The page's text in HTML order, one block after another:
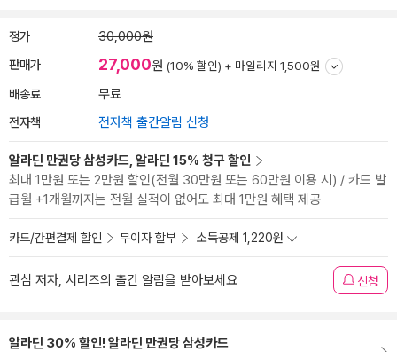
정가 30,000원
판매가 27,000원 (10% 할인) + 마일리지 1,500원
배송료 무료
전자책 전자책 출간알림 신청
알라딘 만권당 삼성카드, 알라딘 15% 청구 할인
최대 1만원 또는 2만원 할인(전월 30만원 또는 60만원 이용 시) / 카드 발
급월 +1개월까지는 전월 실적이 없어도 최대 1만원 혜택 제공
카드/간편결제 할인 무이자 할부 소득공제 1,220원
관심 저자, 시리즈의 출간 알림을 받아보세요 신청
알라딘 30% 할인! 알라딘 만권당 삼성카드